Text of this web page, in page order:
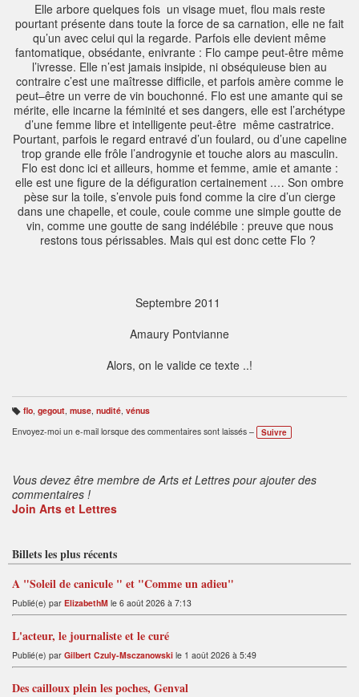
Elle arbore quelques fois un visage muet, flou mais reste
pourtant présente dans toute la force de sa carnation, elle ne fait
qu’un avec celui qui la regarde. Parfois elle devient même
fantomatique, obsédante, enivrante : Flo campe peut-être même
l’ivresse. Elle n’est jamais insipide, ni obséquieuse bien au
contraire c’est une maîtresse difficile, et parfois amère comme le
peut–être un verre de vin bouchonné. Flo est une amante qui se
mérite, elle incarne la féminité et ses dangers, elle est l’archétype
d’une femme libre et intelligente peut-être même castratrice.
Pourtant, parfois le regard entravé d’un foulard, ou d’une capeline
trop grande elle frôle l’androgynie et touche alors au masculin.
Flo est donc ici et ailleurs, homme et femme, amie et amante :
elle est une figure de la défiguration certainement .… Son ombre
pèse sur la toile, s’envole puis fond comme la cire d’un cierge
dans une chapelle, et coule, coule comme une simple goutte de
vin, comme une goutte de sang indélébile : preuve que nous
restons tous périssables. Mais qui est donc cette Flo ?
Septembre 2011
Amaury Pontvianne
Alors, on le valide ce texte ..!
B
ali
s
flo, gegout, muse, nudité, vénus
Envoyez-moi un e-mail lorsque des commentaires sont laissés –
Suivre
Vous devez être membre de Arts et Lettres pour ajouter des
commentaires !
Join Arts et Lettres
Billets les plus récents
A "Soleil de canicule " et "Comme un adieu"
Publié(e) par ElizabethM le 6 août 2026 à 7:13
L'acteur, le journaliste et le curé
Publié(e) par Gilbert Czuly-Msczanowski le 1 août 2026 à 5:49
Des cailloux plein les poches, Genval